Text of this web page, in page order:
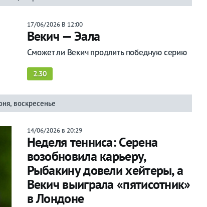
17/06/2026 В 12:00
Векич — Эала
Сможет ли Векич продлить победную серию
2.30
воскресенье
14/06/2026 в 20:29
Неделя тенниса: Серена
возобновила карьеру,
Рыбакину довели хейтеры, а
Векич выиграла «пятисотник»
в Лондоне